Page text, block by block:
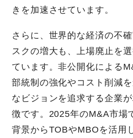
きを加速させています。
さらに、世界的な経済の不
スクの増大も、上場廃止を
ています。非公開化による
部統制の強化やコスト削減
なビジョンを追求する企業
徴です。2025年のM&A市場
背景からTOBやMBOを活用